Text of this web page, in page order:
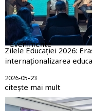
Evenimente
Zilele Educației 2026:
internaționalizarea
2026-05-23
citește mai mult